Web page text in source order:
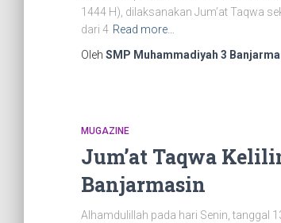
1444 H), dilaksanakan Jum’at Taqwa
dari 4 Read more…
Oleh SMP Muhammadiyah 3
MUGAZINE
Jum’at Taqwa
Banjarmasin
Alhamdulillah pada hari Senin, tanggal